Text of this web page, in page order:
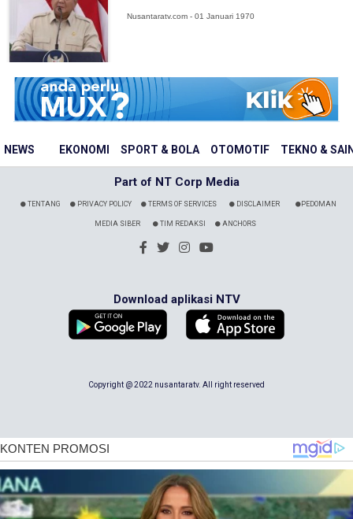
NEWS EKONOMI SPORT & BOLA OTOMOTIF TEKNO &
Nusantaratv.com - 01 Januari 1970
Part of NT Corp Media
TENTANG PRIVACY POLICY TERMS OF SERVICES DISCLAIMER PEDOMAN
MEDIA SIBER TIM REDAKSI ANCHORS
Download aplikasi NTV
Copyright @ 2022 nusantaratv. All right reserved